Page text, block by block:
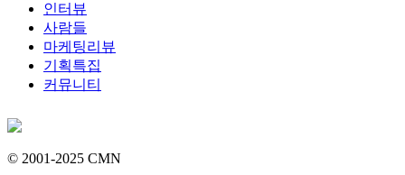
인터뷰
사람들
마케팅리뷰
기획특집
커뮤니티
© 2001-2025 CMN